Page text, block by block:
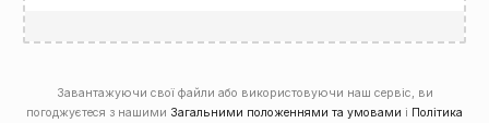
Завантажуючи свої файли або використовуючи наш сервіс, ви
погоджуєтеся з нашими Загальними положеннями та умовами і Політика